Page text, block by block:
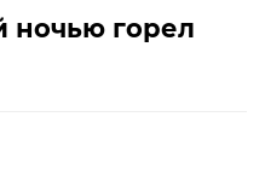
ночью горел